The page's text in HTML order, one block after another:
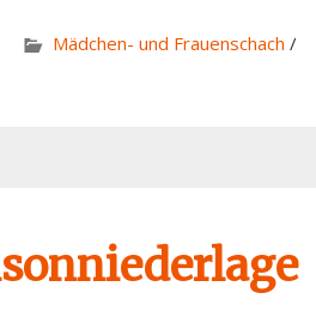
Mädchen- und Frauenschach /